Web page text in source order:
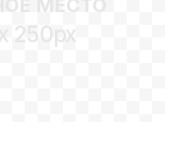
МЕСТО
250px